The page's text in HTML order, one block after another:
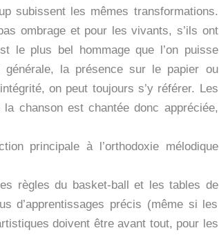
subissent les mêmes transformations.
ombrage et pour les vivants, s’ils ont
le plus bel hommage que l’on puisse
la présence sur le papier ou
on peut toujours s’y référer. Les
chanson est chantée donc appréciée,
principale à l’orthodoxie mélodique
règles du basket-ball et les tables de
d’apprentissages précis (même si les
doivent être avant tout, pour les